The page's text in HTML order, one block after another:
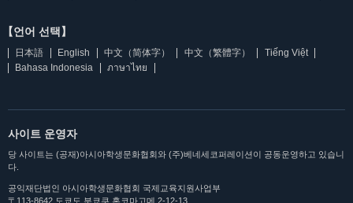
【언어 선택】
日本語 English 中文（简体字） 中文（繁體字）
Tiếng Việt
Bahasa Indonesia
ภาษาไทย
사이트 운영자
당 사이트는 (공재)아시아학생문화협회와 (주)베네세코퍼레이션이 공동운영하고 있습니
다.
공익재단법인 아시아학생문화협회 국제교육지원사업부
〒113-8642 도쿄도 분쿄쿠 혼코마고메 2-12-13